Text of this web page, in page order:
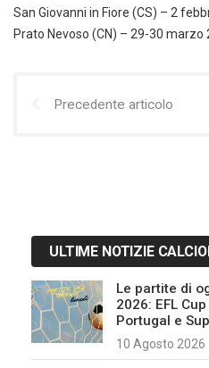
San Giovanni in Fiore (CS) – 2
Prato Nevoso (CN) – 29-30 marzo
Precedente articolo
ULTIME NOTIZIE
Le partite di
2026: EFL
Portugal e
10 Agosto 2026